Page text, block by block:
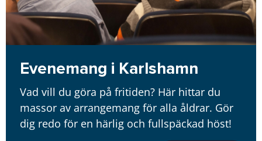
Evenemang i Karlshamn
Vad vill du göra på fritiden? Här hittar du
massor av arrangemang för alla åldrar. Gör
dig redo för en härlig och fullspäckad höst!